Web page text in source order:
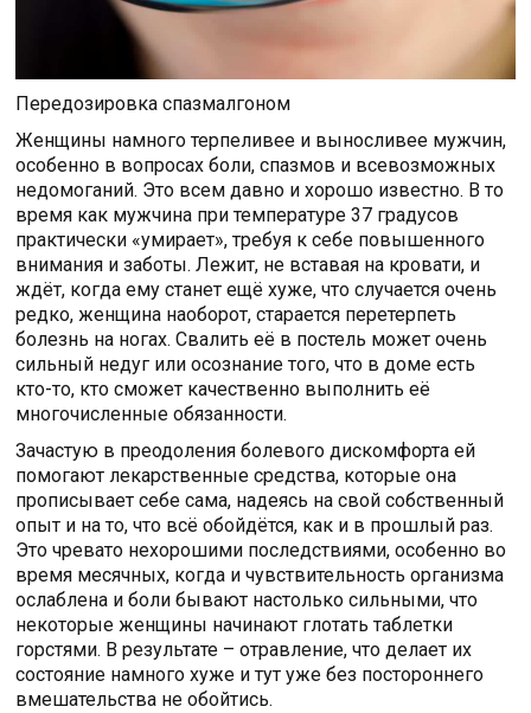
Передозировка спазмалгоном
Женщины намного терпеливее и выносливее мужчин,
особенно в вопросах боли, спазмов и всевозможных
недомоганий. Это всем давно и хорошо известно. В то
время как мужчина при температуре 37 градусов
практически «умирает», требуя к себе повышенного
внимания и заботы. Лежит, не вставая на кровати, и
ждёт, когда ему станет ещё хуже, что случается очень
редко, женщина наоборот, старается перетерпеть
болезнь на ногах. Свалить её в постель может очень
сильный недуг или осознание того, что в доме есть
кто-то, кто сможет качественно выполнить её
многочисленные обязанности.
Зачастую в преодоления болевого дискомфорта ей
помогают лекарственные средства, которые она
прописывает себе сама, надеясь на свой собственный
опыт и на то, что всё обойдётся, как и в прошлый раз.
Это чревато нехорошими последствиями, особенно во
время месячных, когда и чувствительность организма
ослаблена и боли бывают настолько сильными, что
некоторые женщины начинают глотать таблетки
горстями. В результате – отравление, что делает их
состояние намного хуже и тут уже без постороннего
вмешательства не обойтись.